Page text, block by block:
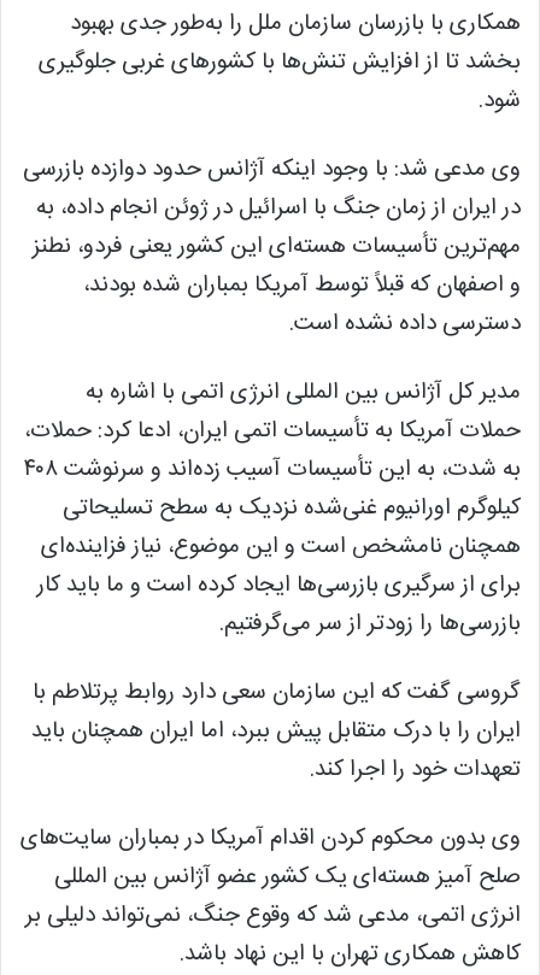
همکاری با بازرسان سازمان ملل را به‌طور جدی بهبود
بخشد تا از افزایش تنش‌ها با کشور‌های غربی جلوگیری
شود.
وی مدعی شد: با وجود اینکه آژانس حدود دوازده بازرسی
در ایران از زمان جنگ با اسرائیل در ژوئن انجام داده، به
مهم‌ترین تأسیسات هسته‌ای این کشور یعنی فردو، نطنز
و اصفهان که قبلاً توسط آمریکا بمباران شده بودند،
دسترسی داده نشده است.
مدیر کل آژانس بین المللی انرژی اتمی با اشاره به
حملات آمریکا به تأسیسات اتمی ایران، ادعا کرد: حملات،
به شدت، به این تأسیسات آسیب زده‌اند و سرنوشت ۴۰۸
کیلوگرم اورانیوم غنی‌شده نزدیک به سطح تسلیحاتی
همچنان نامشخص است و این موضوع، نیاز فزاینده‌ای
برای از سرگیری بازرسی‌ها ایجاد کرده است و ما باید کار
بازرسی‌ها را زودتر از سر می‌گرفتیم.
گروسی گفت که این سازمان سعی دارد روابط پرتلاطم با
ایران را با درک متقابل پیش ببرد، اما ایران همچنان باید
تعهدات خود را اجرا کند.
وی بدون محکوم کردن اقدام آمریکا در بمباران سایت‌های
صلح آمیز هسته‌ای یک کشور عضو آژانس بین المللی
انرژی اتمی، مدعی شد که وقوع جنگ، نمی‌تواند دلیلی بر
کاهش همکاری تهران با این نهاد باشد.